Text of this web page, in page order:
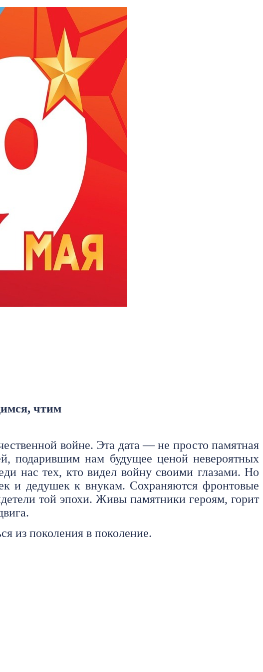
чтим
войне. Эта дата — не просто памятная
подарившим нам будущее ценой невероятных
нас тех, кто видел войну своими глазами. Но
и дедушек к внукам. Сохраняются фронтовые
той эпохи. Живы памятники героям, горит
из поколения в поколение.